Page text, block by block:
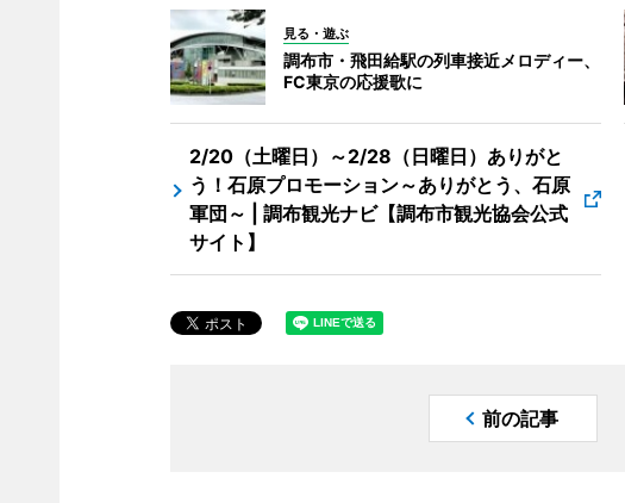
見る・遊ぶ
調布市・飛田給駅の列車接近メロディー、
FC東京の応援歌に
2/20（土曜日）～2/28（日曜日）ありがと
う！石原プロモーション～ありがとう、石原
軍団～ | 調布観光ナビ【調布市観光協会公式
サイト】
前の記事